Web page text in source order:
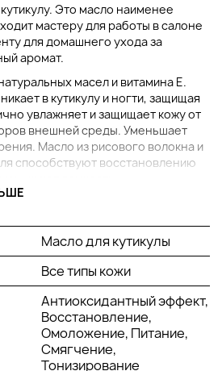
Это масло наименее
мастеру для работы в салоне
для домашнего ухода за
аромат.
масел и витамина Е.
в кутикулу и ногти, защищая
увлажняет и защищает кожу от
внешней среды. Уменьшает
Масло из рисового волокна и
способствуют восстановлению
отвечает за регенерацию,
действие, снимает
противовоспалительным
питает и смягчает кожу, обладает
свойствами, борется с
косточки отвечает за
и регенерацию кожи.
Масло для кутикулы
Все типы кожи
Антиоксидантный эффект,
Восстановление,
Омоложение, Питание,
Смягчение,
Тонизирование